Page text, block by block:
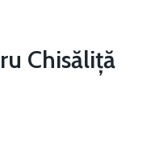
Chisăliță